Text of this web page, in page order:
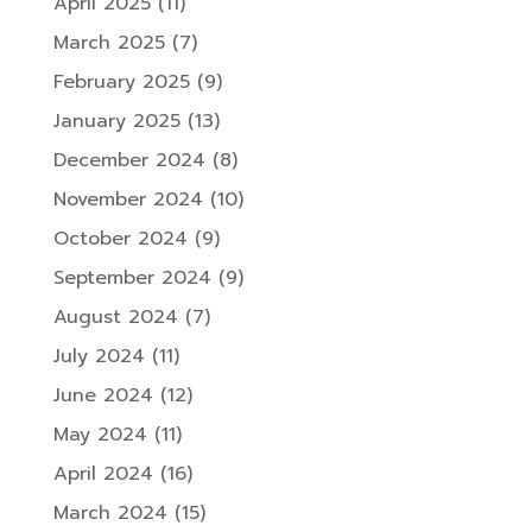
March 2025(7)
February 2025(9)
January 2025(13)
December 2024 (8)
November 2024 (10)
October 2024 (9)
September 2024 (9)
August 2024 (7)
July 2024 (11)
June 2024 (12)
May 2024 (11)
April 2024 (16)
March 2024 (15)